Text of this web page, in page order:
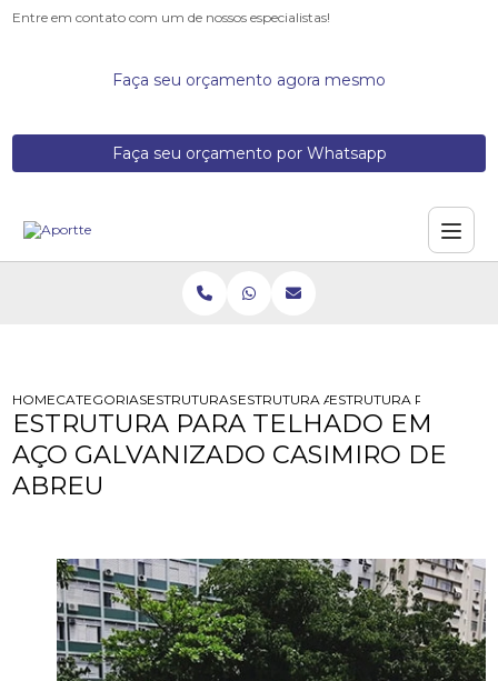
Entre em contato com um de nossos especialistas!
Faça seu orçamento agora mesmo
Faça seu orçamento por Whatsapp
HOMECATEGORIASESTRUTURAS DE ACOESTRUTURA ACOESTRUTURA PARA
ESTRUTURA PARA TELHADO EM
AÇO GALVANIZADO CASIMIRO DE
ABREU